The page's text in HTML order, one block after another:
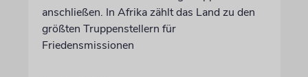
anschließen. In Afrika zählt das Land zu den
größten Truppenstellern für
Friedensmissionen